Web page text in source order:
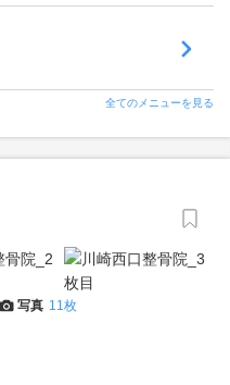
全てのメニューを見る
写真 11枚